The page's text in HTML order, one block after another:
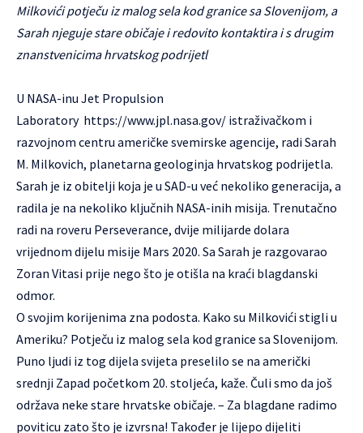
Milkovići potječu iz malog sela kod granice sa Slovenijom, a
Sarah njeguje stare običaje i redovito kontaktira i s drugim
znanstvenicima hrvatskog podrijetl
U NASA-inu Jet Propulsion
Laboratory https://www.jpl.nasa.gov/ istraživačkom i
razvojnom centru američke svemirske agencije, radi Sarah
M. Milkovich, planetarna geologinja hrvatskog podrijetla.
Sarah je iz obitelji koja je u SAD-u već nekoliko generacija, a
radila je na nekoliko ključnih NASA-inih misija. Trenutačno
radi na roveru Perseverance, dvije milijarde dolara
vrijednom dijelu misije Mars 2020. Sa Sarah je razgovarao
Zoran Vitasi prije nego što je otišla na kraći blagdanski
odmor.
O svojim korijenima zna podosta. Kako su Milkovići stigli u
Ameriku? Potječu iz malog sela kod granice sa Slovenijom.
Puno ljudi iz tog dijela svijeta preselilo se na američki
srednji Zapad početkom 20. stoljeća, kaže. Čuli smo da još
održava neke stare hrvatske običaje. – Za blagdane radimo
poviticu zato što je izvrsna! Također je lijepo dijeliti